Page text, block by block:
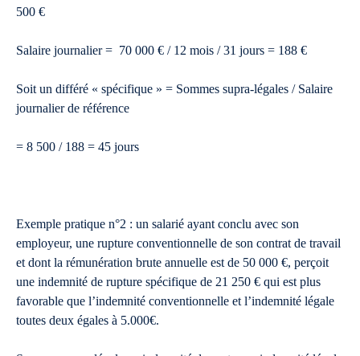
500 €
Salaire journalier = 70 000 € / 12 mois / 31 jours = 188 €
Soit un différé « spécifique » = Sommes supra-légales / Salaire
journalier de référence
= 8 500 / 188 = 45 jours
Exemple pratique n°2 : un salarié ayant conclu avec son
employeur, une rupture conventionnelle de son contrat de travail
et dont la rémunération brute annuelle est de 50 000 €, perçoit
une indemnité de rupture spécifique de 21 250 € qui est plus
favorable que l’indemnité conventionnelle et l’indemnité légale
toutes deux égales à 5.000€.